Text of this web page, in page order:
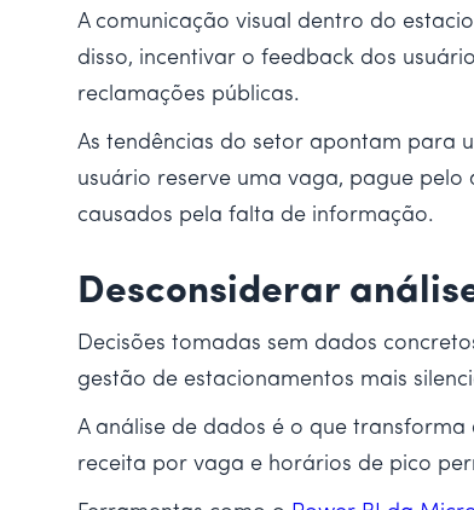
A comunicação visual dentro do
disso, incentivar o feedback dos
reclamações públicas.
As tendências do setor apontam para
usuário reserve uma vaga, pague
causados pela falta de informação.
Desconsiderar
Decisões tomadas sem dados
gestão de estacionamentos mais
A análise de dados é o que
receita por vaga e horários de pico